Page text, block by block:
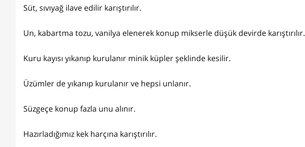
Süt, sıvıyağ ilave edilir karıştırılır.
Un, kabartma tozu, vanilya elenerek konup mikserle düşük devirde karıştırılır.
Kuru kayısı yıkanıp kurulanır minik küpler şeklinde kesilir.
Üzümler de yıkanıp kurulanır ve hepsi unlanır.
Süzgeçe konup fazla unu alınır.
Hazırladığımız kek harçına karıştırılır.